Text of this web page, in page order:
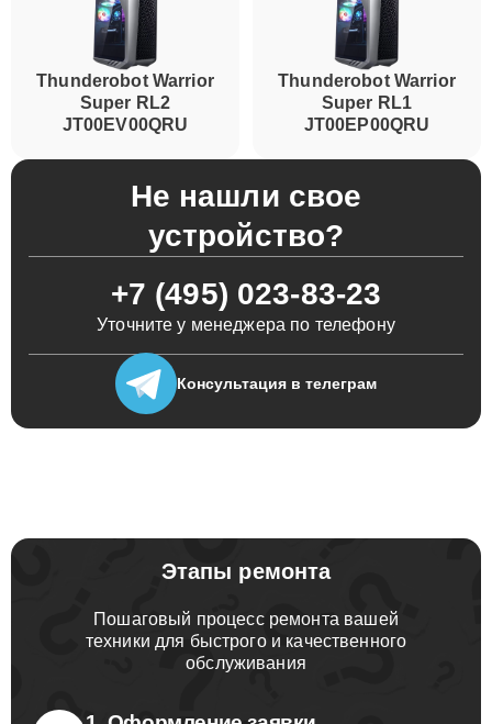
Thunderobot Warrior
Super RL2
JT00EV00QRU
Thunderobot Warrior
Super RL1
JT00EP00QRU
Не нашли свое
устройство?
+7 (495) 023-83-23
Уточните у менеджера по телефону
Консультация в телеграм
Этапы ремонта
Пошаговый процесс ремонта вашей
техники для быстрого и качественного
обслуживания